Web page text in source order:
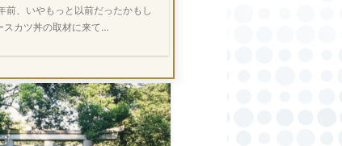
前、いやもっと以前だったかもし
スカツ丼の取材に来て…